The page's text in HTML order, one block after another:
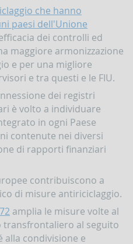
che hanno
paesi dell'Unione
dei controlli ed
maggiore armonizzazione
e per una migliore
e tra questi e le FIU.
dei registri
è volto a individuare
in ogni Paese
contenute nei diversi
di rapporti finanziari
contribuiscono a
di misure antiriciclaggio.
amplia le misure volte al
al seguito
alla condivisione e